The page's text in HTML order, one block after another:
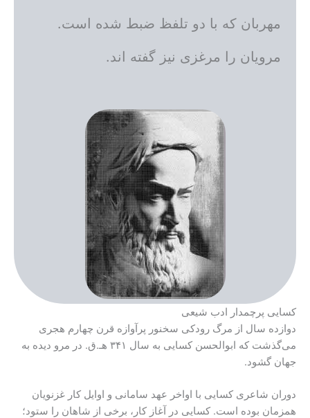
مهربان که با دو تلفظ ضبط شده است.
مرویان را مرغزی نیز گفته اند.
کسایی پرچمدار ادب شیعی
دوازده سال از مرگ رودکی سخنور پرآوازه قرن چهارم هجری
می‌گذشت که ابوالحسن کسایی به سال ۳۴۱ هـ.ق. در مرو دیده به
جهان گشود.
دوران شاعری کسایی با اواخر عهد سامانی و اوایل کار غزنویان
همزمان بوده است. کسایی در آغاز کار، برخی از شاهان را ستود؛